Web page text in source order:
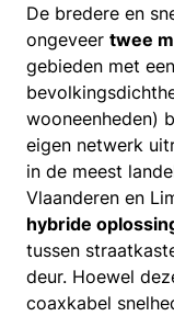
De bredere en
ongeveer twee
gebieden met
wooneenheden)
eigen netwerk
in de meest
Vlaanderen en
hybride
tussen
deur. Hoewel
coaxkabel